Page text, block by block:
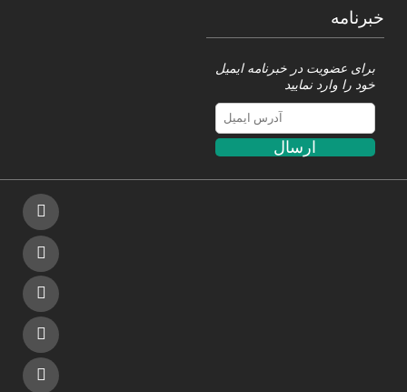
خبرنامه
برای عضویت در خبرنامه ایمیل
خود را وارد نمایید
ارسال